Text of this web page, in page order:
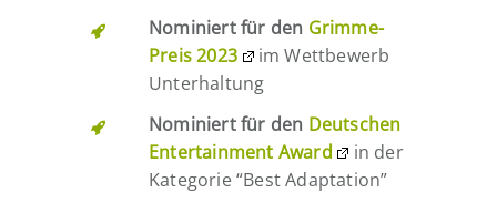
Nominiert für den Grimme-
Preis 2023
im Wettbewerb
Unterhaltung
Nominiert für den Deutschen
Entertainment Award
in der
Kategorie “Best Adaptation”